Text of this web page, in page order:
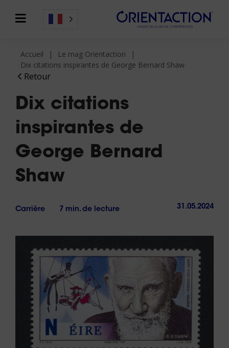
Retour
Accueil
Le mag Orientaction
Dix citations inspirantes de George Bernard Shaw
Dix citations
inspirantes de
George Bernard
Shaw
Carrière 7 min. de lecture 31.05.2024